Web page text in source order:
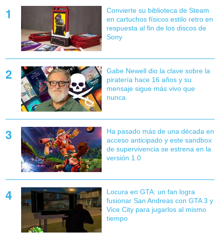
Convierte su biblioteca de Steam
en cartuchos físicos estilo retro en
respuesta al fin de los discos de
Sony
Gabe Newell dio la clave sobre la
piratería hace 16 años y su
mensaje sigue más vivo que
nunca
Ha pasado más de una década en
acceso anticipado y este sandbox
de supervivencia se estrena en la
versión 1.0
Locura en GTA: un fan logra
fusionar San Andreas con GTA 3 y
Vice City para jugarlos al mismo
tiempo